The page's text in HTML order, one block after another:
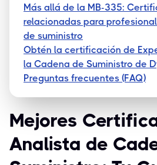
Más allá de la MB-335:
relacionadas para
de suministro
Obtén la certificación de
la Cadena de Suministro de
Preguntas frecuentes (FAQ)
Mejores
Analista de